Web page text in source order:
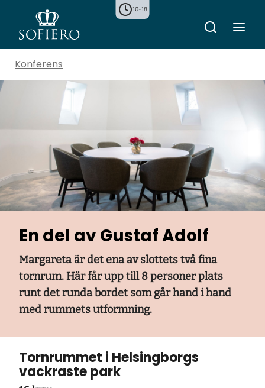
10-18
Konferens
En del av Gustaf Adolf
Margareta är det ena av slottets två fina
tornrum. Här får upp till 8 personer plats
runt det runda bordet som går hand i hand
med rummets utformning.
Tornrummet i Helsingborgs
vackraste park